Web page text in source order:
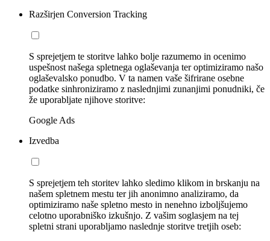
Razširjen Conversion Tracking
S sprejetjem te storitve lahko bolje razumemo in ocenimo
uspešnost našega spletnega oglaševanja ter optimiziramo našo
oglaševalsko ponudbo. V ta namen vaše šifrirane osebne
podatke sinhroniziramo z naslednjimi zunanjimi ponudniki, če
že uporabljate njihove storitve:
Google Ads
Izvedba
S sprejetjem teh storitev lahko sledimo klikom in brskanju na
našem spletnem mestu ter jih anonimno analiziramo, da
optimiziramo naše spletno mesto in nenehno izboljšujemo
celotno uporabniško izkušnjo. Z vašim soglasjem na tej
spletni strani uporabljamo naslednje storitve tretjih oseb: